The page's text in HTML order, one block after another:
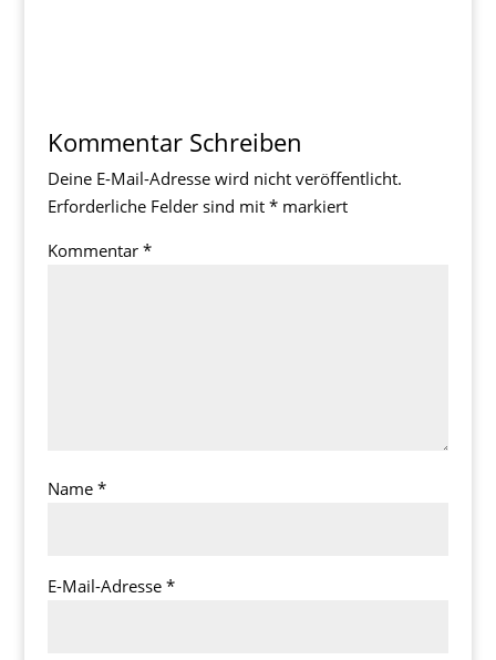
Kommentar Schreiben
Deine E-Mail-Adresse wird nicht veröffentlicht.
Erforderliche Felder sind mit *markiert
Kommentar *
Name *
E-Mail-Adresse *